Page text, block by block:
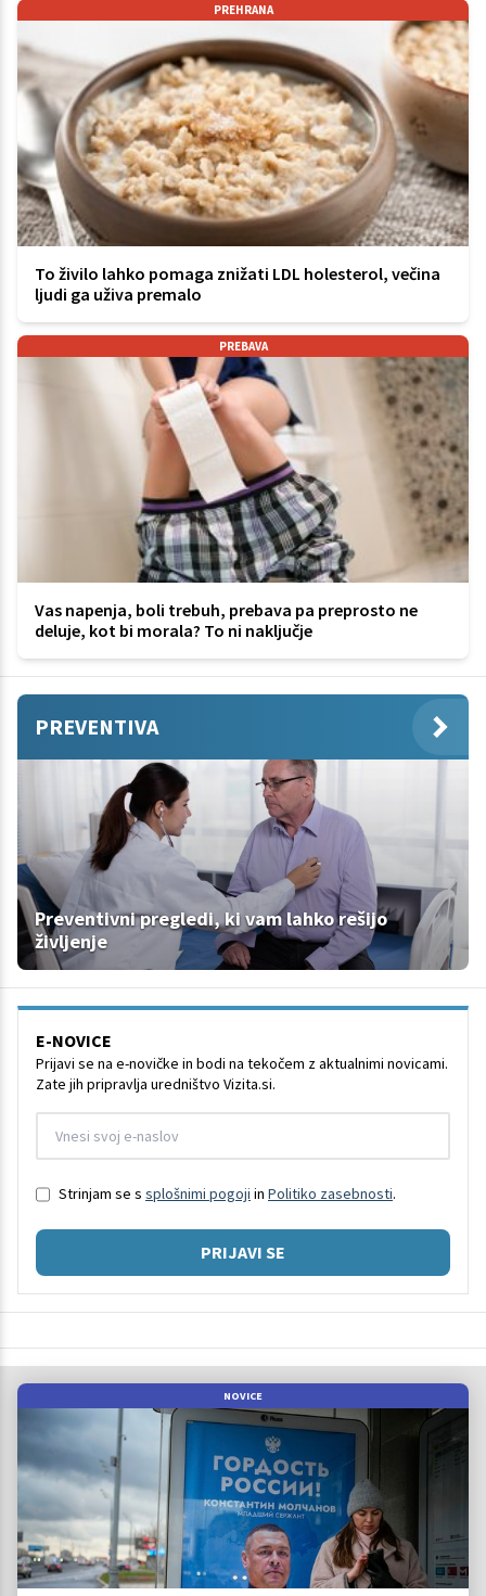
PREHRANA
To živilo lahko pomaga znižati LDL holesterol, večina
ljudi ga uživa premalo
PREBAVA
Vas napenja, boli trebuh, prebava pa preprosto ne
deluje, kot bi morala? To ni naključje
PREVENTIVA
Preventivni pregledi, ki vam lahko rešijo
življenje
E-NOVICE
Prijavi se na e-novičke in bodi na tekočem z aktualnimi novicami.
Zate jih pripravlja uredništvo Vizita.si.
Strinjam se s splošnimi pogoji in Politiko zasebnosti.
PRIJAVI SE
NOVICE